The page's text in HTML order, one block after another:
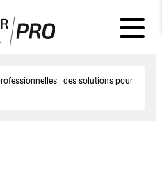
: des solutions pour